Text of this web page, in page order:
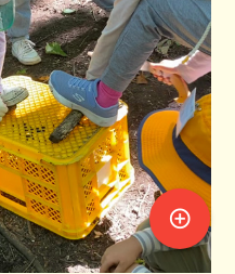
control_point